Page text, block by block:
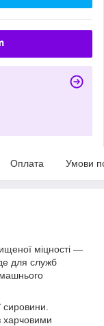
Оплата Умови
міцності —
для служб
сировини.
харчовими